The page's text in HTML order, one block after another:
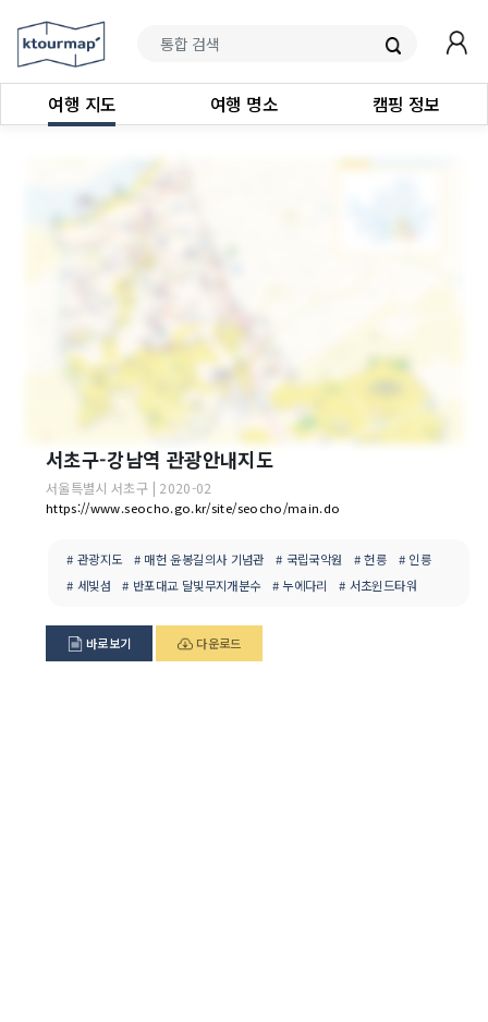
여행 지도 여행 명소 캠핑 정보
서초구-강남역 관광안내지도
서울특별시 서초구 | 2020-02
https://www.seocho.go.kr/site/seocho/main.do
# 관광지도 # 매헌 윤봉길의사 기념관 # 국립국악원 # 헌릉
# 인릉
# 세빛섬
# 반포대교 달빛무지개분수 # 누에다리 # 서초윈드타워
바로보기 다운로드